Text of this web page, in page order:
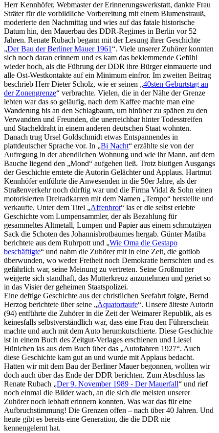
Herr Kennhöfer, Webmaster der Erinnerungswerkstatt, dankte Frau
Sträter für die vorbildliche Vorbereitung mit einem Blumenstrauß,
moderierte den Nachmittag und wies auf das fatale historische
Datum hin, den Mauerbau des DDR-Regimes in Berlin vor 52
Jahren. Renate Rubach begann mit der Lesung ihrer Geschichte
Der Bau der Berliner Mauer 1961
. Viele unserer Zuhörer konnten
sich noch daran erinnern und es kam das beklemmende Gefühl
wieder hoch, als die Führung der DDR ihre Bürger einmauerte und
alle Ost-Westkontakte auf ein Minimum einfror. Im zweiten Beitrag
beschrieb Herr Dieter Scholz, wie er seinen
40sten Geburtstag an
der Zonengrenze
verbrachte. Vielen, die in der Nähe der Grenze
lebten war das so geläufig, nach dem Kaffee machte man eine
Wanderung bis an den Schlagbaum, um hinüber zu spähen zu den
Verwandten und Freunden, die unerreichbar hinter Todesstreifen
und Stacheldraht in einem anderen deutschen Staat wohnten.
Danach trug Ursel Goldschmidt etwas Entspannendes in
plattdeutscher Sprache vor. In
Bi Nacht
erzählte sie von der
Aufregung in der abendlichen Wohnung und wie ihr Mann, auf dem
Bauche liegend den
Mond
aufgehen ließ. Trotz blutigen Ausgangs
der Geschichte erntete die Autorin Gelächter und Applaus. Hartmut
Kennhöfer entführte die Anwesenden in die 50er Jahre, als der
Straßenverkehr noch dürftig war und die Firma Vidal & Sohn einen
motorisierten Dreiradkarren mit dem Namen
Tempo
herstellte und
verkaufte. Unter dem Titel
Affenbrot
las er die selbst erlebte
Geschichte vom Lumpensammler, der als Bezahlung für
gesammeltes Altmetall, Lumpen und Papier aus einem schmutzigen
Sack die Schoten des Johannisbrotbaumes hergab. Günter Matiba
berichtete aus dem Ruhrpott und
Wie Oma die Gestapo
beschäftigte
und nahm die Zuhörer mit in eine Zeit, die gottlob
überwunden, wo weder Freiheit noch Demokratie herrschten und es
gefährlich war, seine Meinung zu vertreten. Seine Großmutter
weigerte sich standhaft, das Mutterkreuz anzunehmen und geriet so
in das Visier der geheimen Staatspolizei.
Eine deftige Geschichte aus der christlichen Seefahrt folgte, Bernd
Herzog berichtete über seine
Äquatortaufe . Unsere älteste Autorin
(94) entführte die Zuhörer in die Zeit der Weimarer Republik, als es
keinesfalls selbstverständlich war, dass eine Frau den Führerschein
machte und auch mit dem Auto herumkutschierte. Diese Geschichte
ist in einem Buch des Zeitgut-Verlages erschienen und Liesel
Hünichen las aus dem Buch über das
Autofahren 1927 . Auch
diese Geschichte kam gut an und wurde mit Applaus bedacht.
Hatten wir mit dem Bau der Berliner Mauer begonnen, wollten wir
doch auch über das Ende der DDR berichten. Zum Abschluss las
Renate Rubach
Der 9. November 1989 - Der Mauerfall
und rief
noch einmal die Bilder wach, an die sich die meisten unserer
Zuhörer noch lebhaft erinnern konnten. Was war das für eine
Aufbruchstimmung! Die Grenzen offen – nach über 40 Jahren. Und
heute gibt es bereits eine Generation, die die DDR nie
kennengelernt hat.